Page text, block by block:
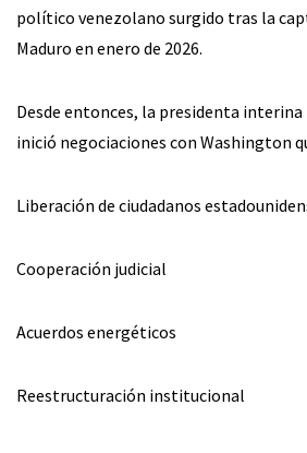
político venezolano surgido tras la
Maduro en enero de 2026.
Desde entonces, la presidenta interina
inició negociaciones con Washington
Liberación de ciudadanos
Cooperación judicial
Acuerdos energéticos
Reestructuración institucional